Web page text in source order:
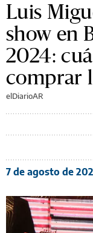
Luis
show en
2024:
comprar
elDiarioAR
7 de agosto de